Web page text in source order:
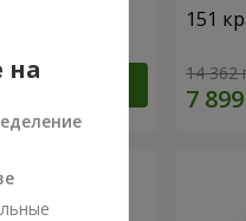
151
14 362
на